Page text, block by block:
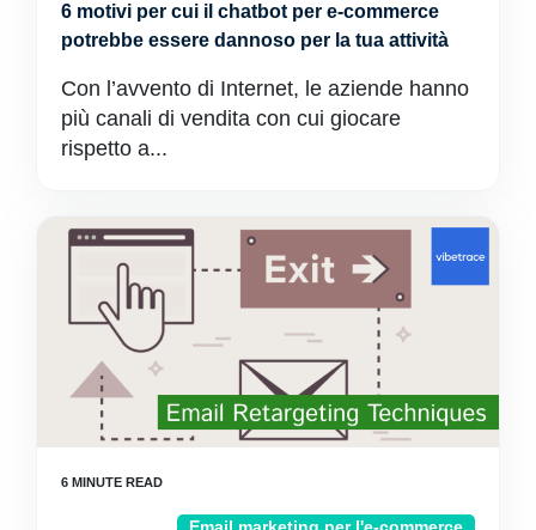
6 motivi per cui il chatbot per e-commerce
potrebbe essere dannoso per la tua attività
Con l’avvento di Internet, le aziende hanno
più canali di vendita con cui giocare
rispetto a...